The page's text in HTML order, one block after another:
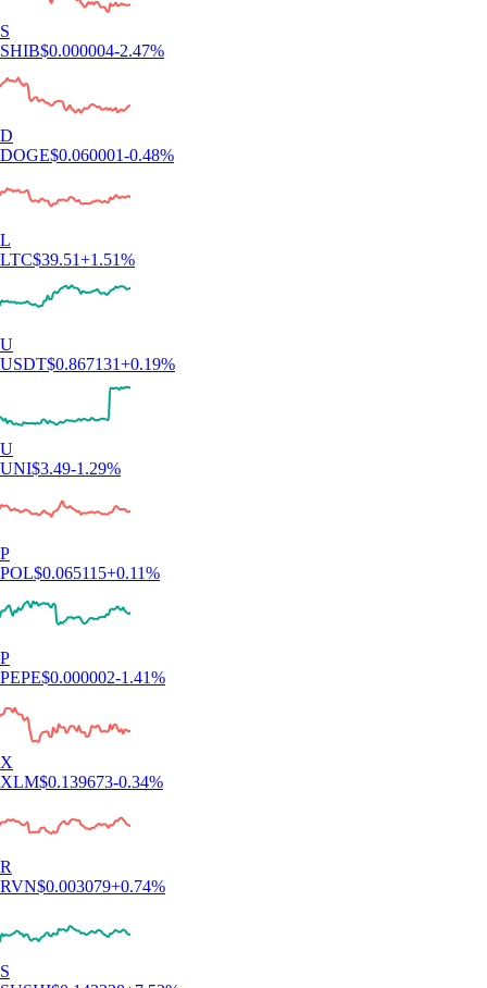
definitiva. Tantissimi token e un'app fantastica con una UI pulita e
semplice».
-Utente verificato
«Uso l'app Crypto.com da 4-5 anni. Era già semplice, ma le nuove
funzioni come azioni e mercati di previsione sono ottime aggiunte.
-
Utente verificato
Recensioni basate su casi singoli. Il trading di criptovalute è rischioso
e può comportare la perdita totale del valore. Servizi e disponibilità
soggetti a variazioni regionali.
Scarica l'app
Zero commissioni di trading*
Valorizza al massimo i tuoi fondi. Compra, vendi o scambia oltre 400
Inoltre, con Level Up puoi ottenere fino al 6% di ricompense in CRO
con la Visa prepagata di Crypto.com. Si applicano termini e
condizioni.